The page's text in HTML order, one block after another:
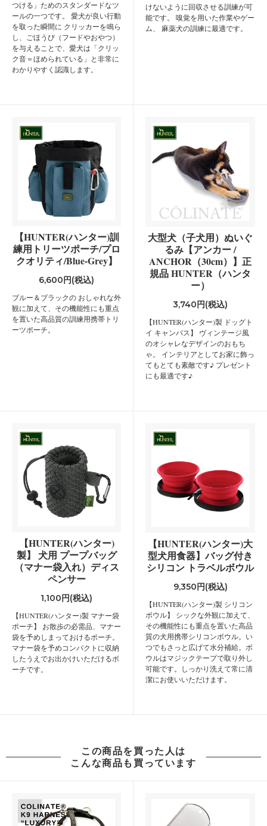
つける」ためのスタンダードなツ
ールの一つです。 愛犬が良い行動
を取った瞬間に クリッカーを鳴ら
し、ごほうび（フードやおやつ）
を与えることで、愛犬は「クリッ
ク音＝ほめられている」と非常に
わかりやすく認識します。
けないように回収させる訓練が可
能です。 嗅覚を用いた作業やゲー
ム、 麻薬犬の訓練に最適です。
【HUNTER(ハンター)訓
練用トリーツポーチ/プロ
クオリティ/Blue-Grey】
6,600円(税込)
ブルー＆ブラックの おしゃれな外
観に加えて、その機能性にも重点
を置いた高品質の訓練用携帯トリ
ーツポーチ。
大型犬（子犬用）ぬいぐ
るみ【アンカー /
ANCHOR（30cm）】正
規品 HUNTER（ハンタ
ー）
3,740円(税込)
【HUNTER(ハンター)製 ドッグト
イ キャンバス】 ヴィンテージ風
のオシャレなデザインのおもち
ゃ。 インテリアとしてお家に飾っ
てもとても素敵です♪ プレゼント
にも最適です♪
【HUNTER(ハンター)
製】 犬用 プープバッグ
（マナー袋入れ）ディス
ペンサー
1,100円(税込)
【HUNTER(ハンター)製 マナー袋
ポーチ】 お散歩の必需品、マナー
袋を予めしまっておけるポーチ。
マナー袋を予めコンパクトに収納
したうえでお出かけいただけるボ
ーチです。
【HUNTER(ハンター)大
型犬用食器】バッグ付き
シリコン トラベルボウル
9,350円(税込)
【HUNTER(ハンター)製 シリコン
ボウル】 シックな外観に加えて、
その機能性にも重点を置いた高品
質の犬用携帯シリコンボウル。い
つでもさっと広げて水分補給。ボ
ウルはマジックテープで取り外し
可能です。しっかり洗えて常に清
潔にお使いいただけます。
この商品を買った人は
こんな商品も買っています